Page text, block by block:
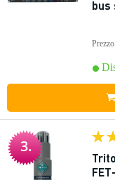
bus
3.